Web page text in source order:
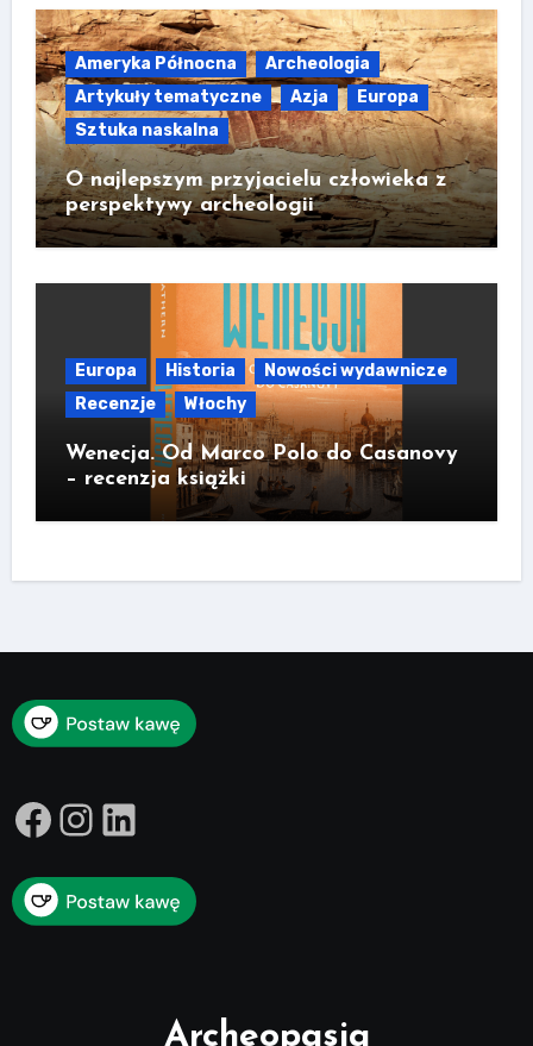
Ameryka Północna
Archeologia
Artykuły tematyczne
Azja
Europa
Sztuka naskalna
O najlepszym przyjacielu człowieka z
perspektywy archeologii
Europa Historia
Nowości wydawnicze
Recenzje
Włochy
Wenecja. Od Marco Polo do Casanovy
– recenzja książki
Facebook
Instagram
LinkedIn
Archeopasja